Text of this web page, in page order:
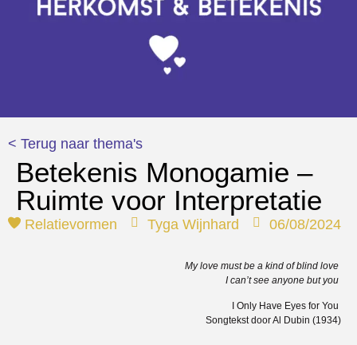
< Terug naar thema's
Betekenis Monogamie –
Ruimte voor Interpretatie
Relatievormen Tyga Wijnhard 06/08/2024
My love must be a kind of blind love
I can’t see anyone but you
I Only Have Eyes for You
Songtekst door Al Dubin (1934)